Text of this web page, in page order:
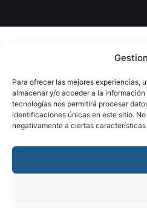
Para ofrecer las mejores experiencias,
almacenar y/o acceder a la
tecnologías nos permitirá procesar
identificaciones únicas en este sitio.
negativamente a ciertas